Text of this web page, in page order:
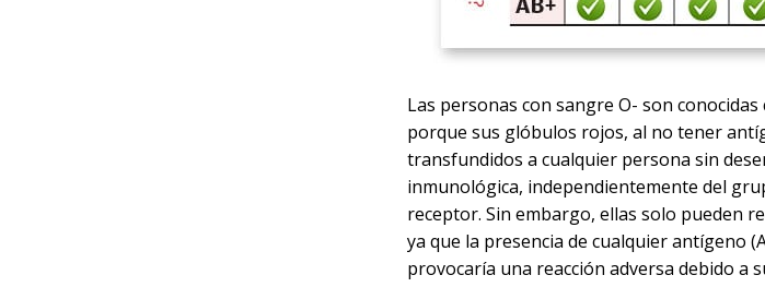
Las personas con sangre O- son
porque sus glóbulos rojos, al no tener
transfundidos a cualquier persona sin
inmunológica, independientemente del
receptor. Sin embargo, ellas solo pueden
ya que la presencia de cualquier antígeno
provocaría una reacción adversa debido a